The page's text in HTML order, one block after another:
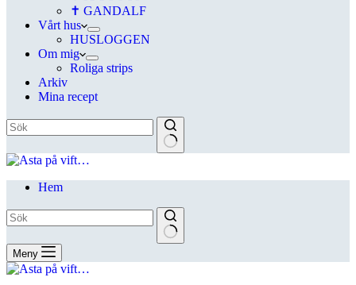
✝ GANDALF
Vårt hus
HUSLOGGEN
Om mig
Roliga strips
Arkiv
Mina recept
Hem
Meny